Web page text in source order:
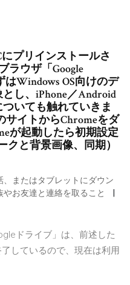
にプリインストールさ
ラウザ「Google
Windows OS向けのデ
し、iPhone／Android
いても触れていきま
サイトからChromeをダ
が起動したら初期設定
クと背景画像、同期）
またはタブレットにダウン
お友達と連絡を取ること
ドライブ」は、前述した
しているので、現在は利用